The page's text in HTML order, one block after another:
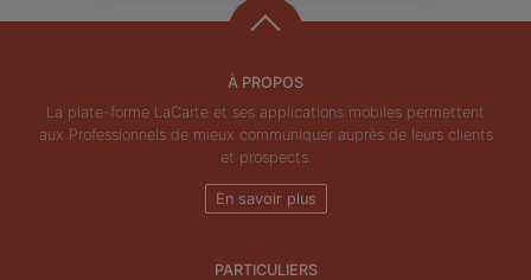
À PROPOS
La plate-forme LaCarte et ses applications mobiles permettent
aux Professionnels de mieux communiquer auprès de leurs clients
et prospects.
En savoir plus
PARTICULIERS